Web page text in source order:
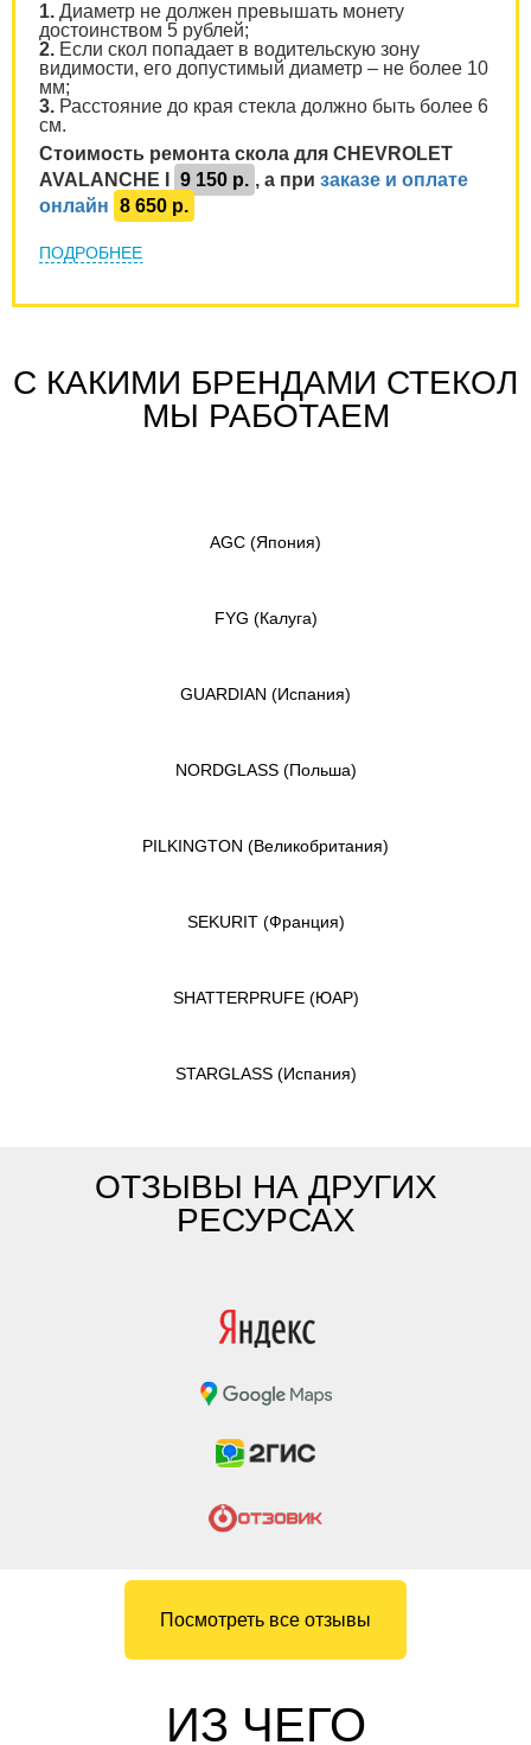
1. Диаметр не должен превышать монету
достоинством 5 рублей;
2. Если скол попадает в водительскую зону
видимости, его допустимый диаметр – не более 10
мм;
3. Расстояние до края стекла должно быть более 6
см.
Стоимость ремонта скола для CHEVROLET
AVALANCHE I
9 150 р. , а при заказе и оплате
онлайн 8 650 р.
ПОДРОБНЕЕ
С КАКИМИ БРЕНДАМИ СТЕКОЛ
МЫ РАБОТАЕМ
AGC (Япония)
FYG (Калуга)
GUARDIAN (Испания)
NORDGLASS (Польша)
PILKINGTON (Великобритания)
SEKURIT (Франция)
SHATTERPRUFE (ЮАР)
STARGLASS (Испания)
ОТЗЫВЫ НА ДРУГИХ
РЕСУРСАХ
Посмотреть все отзывы
ИЗ ЧЕГО